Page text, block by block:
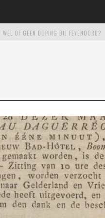
WEL OF GEEN DOPING BIJ FEYENOORD?
TROPICANA: HET VERLOEDERDE